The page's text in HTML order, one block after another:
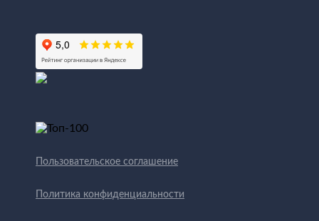
Пользовательское соглашение
Политика конфиденциальности